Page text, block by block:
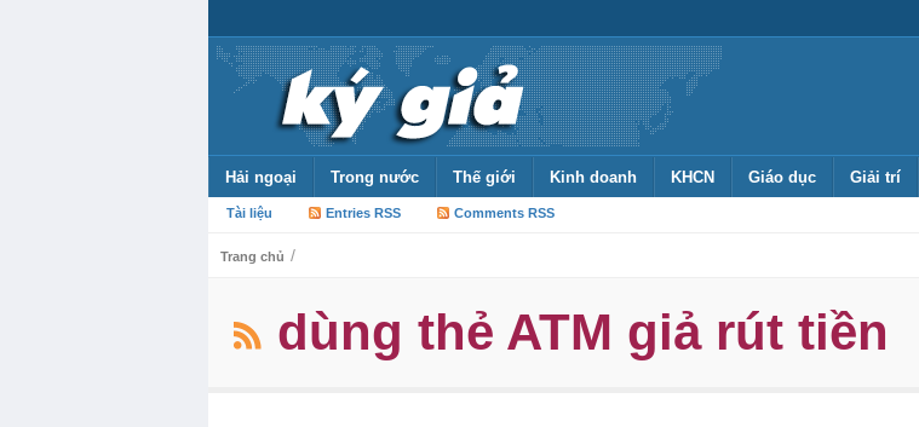
Hải ngoại Trong nước Thế giới Kinh doanh KHCN Giáo dục Giải trí
Tài liệu Entries RSS Comments RSS
Trang chủ /
dùng thẻ ATM giả rút tiền